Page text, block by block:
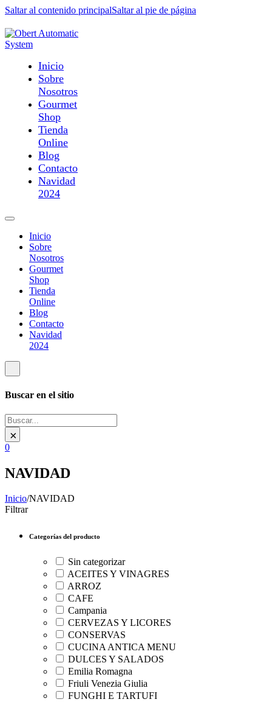
Saltar al contenido principalSaltar al pie de página
Inicio
Sobre
Nosotros
Gourmet
Shop
Tienda
Online
Blog
Contacto
Navidad
2024
Inicio
Sobre
Nosotros
Gourmet
Shop
Tienda
Online
Blog
Contacto
Navidad
2024
Buscar en el sitio
Buscar
×
0
NAVIDAD
Inicio/NAVIDAD
Filtrar
Categorías del producto
Sin categorizar
ACEITES Y VINAGRES
ARROZ
CAFE
Campania
CERVEZAS Y LICORES
CONSERVAS
CUCINA ANTICA MENU
DULCES Y SALADOS
Emilia Romagna
Friuli Venezia Giulia
FUNGHI E TARTUFI